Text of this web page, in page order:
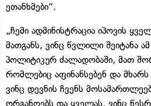
ეთანხმები“.
„ჩემი ადმინისტრაცია იპოვის
მათგანს, ვინც წვლილი შეიტანა ამ
პოლიტიკურ ძალადობაში, მათ
რომლებიც აფინანსებენ და მხარს
ვინც დევნის ჩვენს
ორგანოებს და ყველას, ვინც